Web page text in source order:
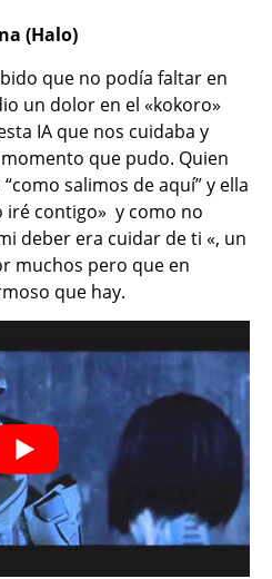
(Halo)
que no podía faltar en
un dolor en el «kokoro»
IA que nos cuidaba y
que pudo. Quien
salimos de aquí” y ella
iré contigo» y como no
deber era cuidar de ti «, un
muchos pero que en
que hay.